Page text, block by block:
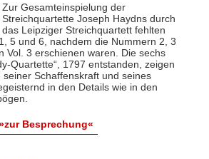
Zur Gesamteinspielung der
Streichquartette Joseph Haydns durch
das Leipziger Streichquartett fehlten
5 und 6, nachdem die Nummern 2, 3
Vol. 3 erschienen waren. Die sechs
Quartette“, 1797 entstanden, zeigen
Schaffenskraft und seines
in den Details wie in den
Besprechung«